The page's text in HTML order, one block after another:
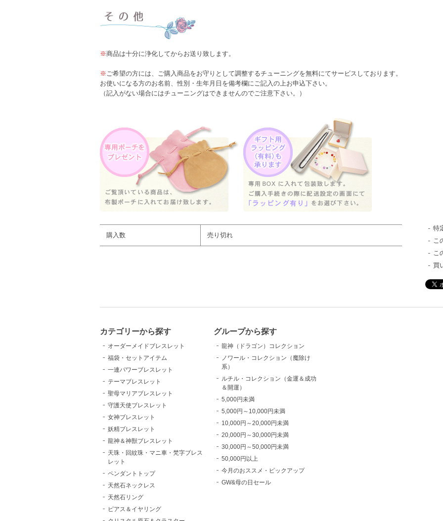
※商品は十分に浄化してからお送り致します。
※ ご希望の方には、ご購入商品をお守りとして調整するチューニングを無料にてサービスしております。
お使いになる方のお名前、性別・生年月日を備考欄にご記入の上お申込下さい。
（記入がない場合にはチューニングはできませんのでご注意下さい。）
購入数 売り切れ
特
こ
こ
買
カテゴリーから探す
オーダーメイドブレスレット
福袋・セットアイテム
一連パワーブレスレット
テーマブレスレット
聖母マリアブレスレット
守護天使ブレスレット
女神ブレスレット
妖精ブレスレット
龍神＆神獣ブレスレット
天珠・回紋珠・マニ車・梵字ブレス
レット
ペンダントトップ
天然石ネックレス
天然石リング
ピアス＆イヤリング
グループから探す
龍神（ドラゴン）コレクション
ノワール・コレクション（魔除け
系）
ルチル・コレクション（金運＆成功
＆開運）
5,000円未満
5,000円～10,000円未満
10,000円～20,000円未満
20,000円～30,000円未満
30,000円～50,000円未満
50,000円以上
今月のおススメ・ピックアップ
GW&母の日セール